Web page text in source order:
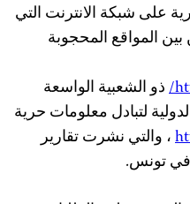
على شبكة الانترنت التي
المواقع المحجوبة
ذو الشعبية الواسعة
لتبادل معلومات حرية
، والتي نشرت تقارير
في تونس.